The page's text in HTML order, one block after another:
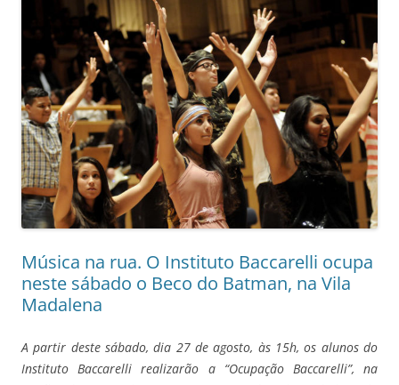
Música na rua. O Instituto Baccarelli ocupa
neste sábado o Beco do Batman, na Vila
Madalena
A partir deste sábado, dia 27 de agosto, às 15h, os alunos do
Instituto Baccarelli realizarão a “Ocupação Baccarelli”, na